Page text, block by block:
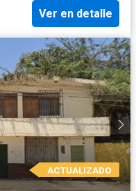
Ver en detalle
ACTUALIZADO